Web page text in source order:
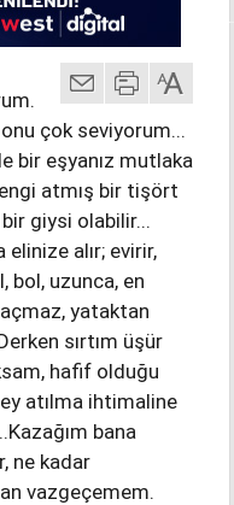
çok seviyorum...
bir eşyanız mutlaka
atmış bir tişört
giysi olabilir...
alır; evirir,
bol, uzunca, en
yataktan
sırtım üşür
hafif olduğu
atılma ihtimaline
bana
ne kadar
vazgeçemem.